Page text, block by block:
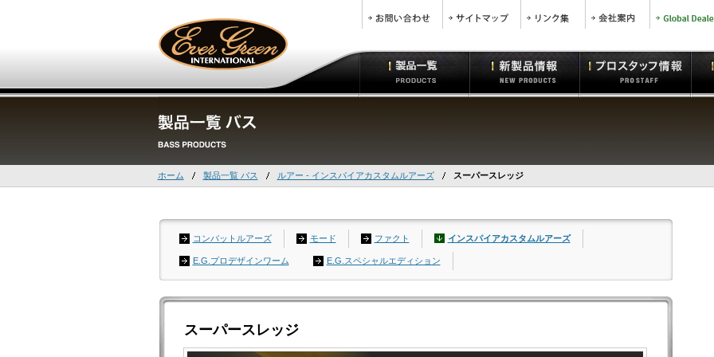
ホーム 製品一覧 バス ルアー - インスパイアカスタムルアーズ スーパースレッジ
コンバットルアーズ モード ファクト インスパイアカスタムルアーズ
E.G.プロデザインワーム E.G.スペシャルエディション
スーパースレッジ